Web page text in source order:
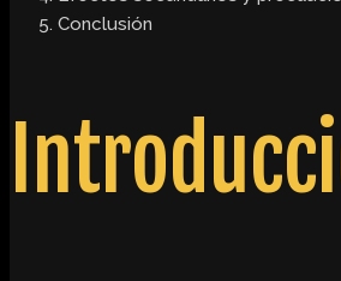
Conclusión